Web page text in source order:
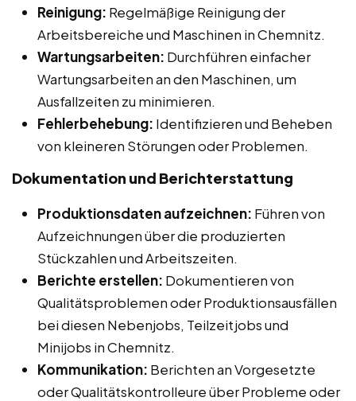
Reinigung: Regelmäßige Reinigung der
Arbeitsbereiche und Maschinen in Chemnitz.
Wartungsarbeiten: Durchführen einfacher
Wartungsarbeiten an den Maschinen, um
Ausfallzeiten zu minimieren.
Fehlerbehebung: Identifizieren und Beheben
von kleineren Störungen oder Problemen.
Dokumentation und Berichterstattung
Produktionsdaten aufzeichnen: Führen von
Aufzeichnungen über die produzierten
Stückzahlen und Arbeitszeiten.
Berichte erstellen: Dokumentieren von
Qualitätsproblemen oder Produktionsausfällen
bei diesen Nebenjobs, Teilzeitjobs und
Minijobs in Chemnitz.
Kommunikation: Berichten an Vorgesetzte
oder Qualitätskontrolleure über Probleme oder